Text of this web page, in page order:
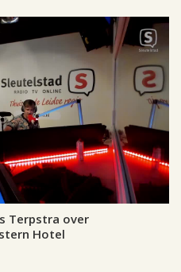
Terpstra over
Hotel